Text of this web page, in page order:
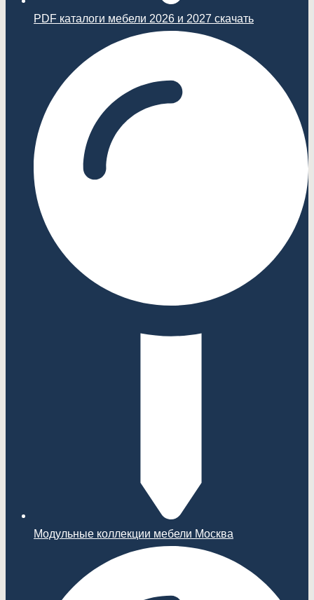
PDF каталоги мебели 2026 и 2027 скачать
Модульные коллекции мебели Москва